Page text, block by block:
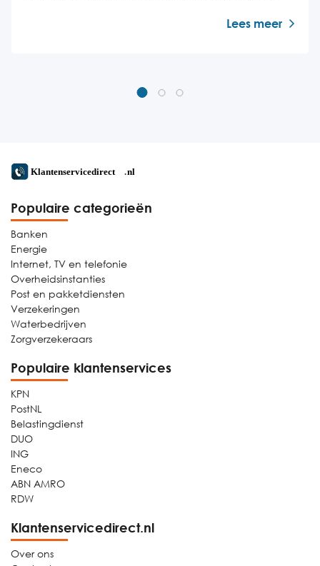
Lees meer
Populaire categorieën
Banken
Energie
Internet, TV en telefonie
Overheidsinstanties
Post en pakketdiensten
Verzekeringen
Waterbedrijven
Zorgverzekeraars
Populaire klantenservices
KPN
PostNL
Belastingdienst
DUO
ING
Eneco
ABN AMRO
RDW
Klantenservicedirect.nl
Over ons